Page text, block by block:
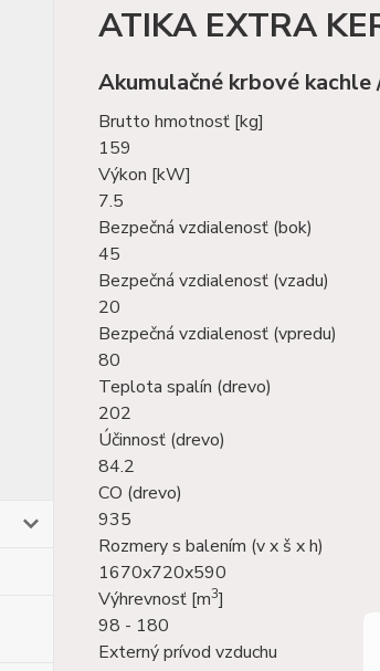
ATIKA EXTRA
Akumulačné krbové
Brutto hmotnosť [kg]
159
Výkon [kW]
7.5
Bezpečná vzdialenosť (bok)
45
Bezpečná vzdialenosť (vzadu)
20
Bezpečná vzdialenosť (vpredu)
80
Teplota spalín (drevo)
202
Účinnosť (drevo)
84.2
CO (drevo)
935
Rozmery s balením (v x š x h)
1670x720x590
Výhrevnosť [m3]
98 - 180
Externý prívod vzduchu